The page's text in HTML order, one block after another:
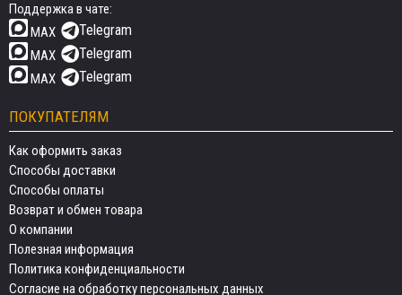
Поддержка в чате:
MAX
Telegram
MAX Telegram
MAX Telegram
ПОКУПАТЕЛЯМ
Как оформить заказ
Способы доставки
Способы оплаты
Возврат и обмен товара
О компании
Полезная информация
Политика конфиденциальности
Согласие на обработку персональных данных